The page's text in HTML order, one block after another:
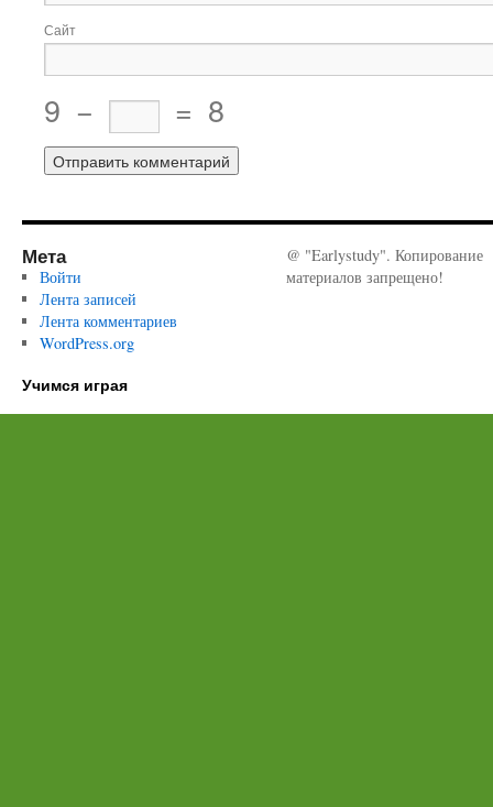
Сайт
9 − = 8
Мета
Войти
Лента записей
Лента комментариев
WordPress.org
@ "Earlystudy". Копирование
материалов запрещено!
Учимся играя